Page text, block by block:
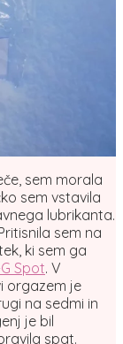
sem morala
sem vstavila
lubrikanta.
sem na
ki sem ga
Spot. V
orgazem je
na sedmi in
je bil
spat.